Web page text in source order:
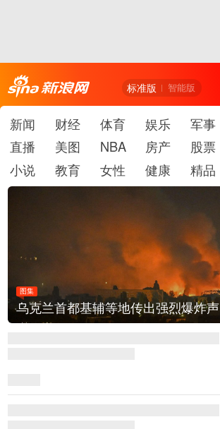
标准版 智能版
新闻 财经 体育 娱乐 军事
直播
美图 NBA 房产 股票
小说
教育 女性 健康 精品
图集
乌克兰首都基辅等地传出强烈爆炸声